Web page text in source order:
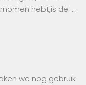
hebt,is de …
we nog gebruik